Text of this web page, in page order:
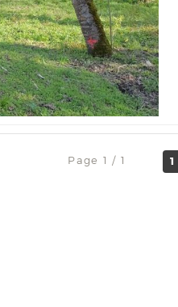
Page 1 / 1 1